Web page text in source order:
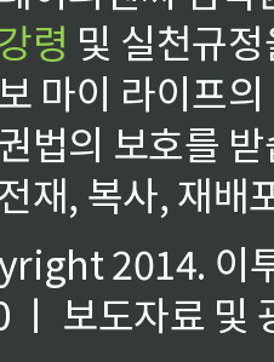
령 및 실천규
마이 라이프
법의 보호를
재, 복사, 재배
2014. 이
ㅣ 보도자료